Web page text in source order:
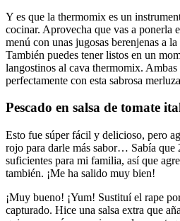
Y es que la thermomix es un
cocinar. Aprovecha que vas a ponerla
menú con unas jugosas berenjenas a
También puedes tener listos en un
langostinos al cava thermomix.
perfectamente con esta sabrosa
Pescado en salsa de tomate
Esto fue súper fácil y delicioso, pero
rojo para darle más sabor… Sabía que
suficientes para mi familia, así que
también. ¡Me ha salido muy bien!
¡Muy bueno! ¡Yum! Sustituí el rape
capturado. Hice una salsa extra que